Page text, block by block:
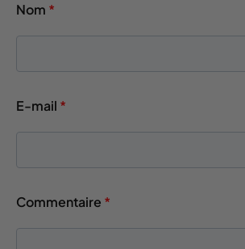
Nom *
E-mail *
Commentaire *